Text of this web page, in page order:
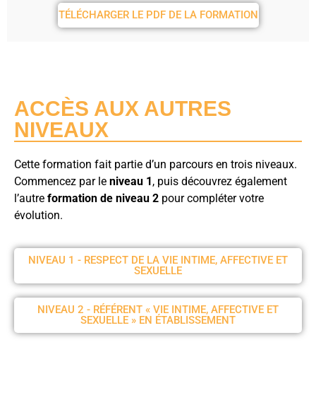
TÉLÉCHARGER LE PDF DE LA FORMATION
ACCÈS AUX AUTRES
NIVEAUX
Cette formation fait partie d’un parcours en trois niveaux.
Commencez par le niveau 1, puis découvrez également
l’autre formation de niveau 2 pour compléter votre
évolution.
NIVEAU 1 - RESPECT DE LA VIE INTIME, AFFECTIVE ET
SEXUELLE
NIVEAU 2 - RÉFÉRENT « VIE INTIME, AFFECTIVE ET
SEXUELLE » EN ÉTABLISSEMENT